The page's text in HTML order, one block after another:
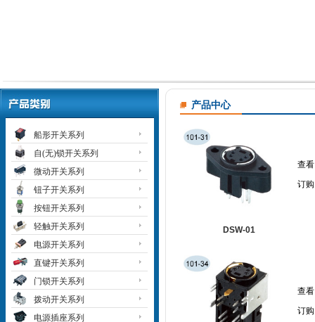
船形开关系列
自(无)锁开关系列
微动开关系列
钮子开关系列
按钮开关系列
轻触开关系列
电源开关系列
直键开关系列
门锁开关系列
拨动开关系列
电源插座系列
产品中心
查看
订购
DSW-01
查看
订购